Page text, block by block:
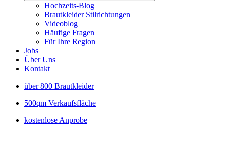
Hochzeits-Blog
Brautkleider Stilrichtungen
Videoblog
Häufige Fragen
Für Ihre Region
Jobs
Über Uns
Kontakt
über 800 Brautkleider
500qm Verkaufsfläche
kostenlose Anprobe